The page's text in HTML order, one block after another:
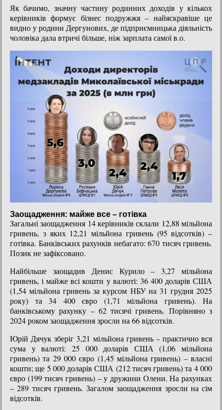
Як бачимо, значну частину родинних доходів у кількох
керівників формує бізнес подружжя – найяскравіше це
видно у родини Дергунових, де підприємницька діяльність
чоловіка дала втричі більше, ніж зарплата самої в.о.
Заощадження: майже все – готівка
Загальні заощадження 14 керівників склали 12,88 мільйона
гривень, з яких 12,21 мільйона гривень (95 відсотків) –
готівка. Банківських рахунків небагато: 670 тисяч гривень.
Позик не зафіксовано.
Найбільше заощадив Денис Курило – 3,27 мільйона
гривень, і майже всі кошти у валюті: 36 400 доларів США
(1,54 мільйона гривень за курсом НБУ на 31 грудня 2025
року) та 34 400 євро (1,71 мільйона гривень). На
банківському рахунку – 62 тисячі гривень. Порівняно з
2024 роком заощадження зросли на 66 відсотків.
Юрій Дячук зберіг 3,21 мільйона гривень – практично вся
сума у валюті: 25 000 доларів США (1,06 мільйона
гривень) та 29 000 євро (1,45 мільйона гривень) – власні
кошти; ще 5 000 доларів США (212 тисяч гривень) та 4 000
євро (199 тисяч гривень) – у дружини Олени. На рахунках
– 289 тисяч гривень. Загалом заощадження зросли на сім
відсотків.